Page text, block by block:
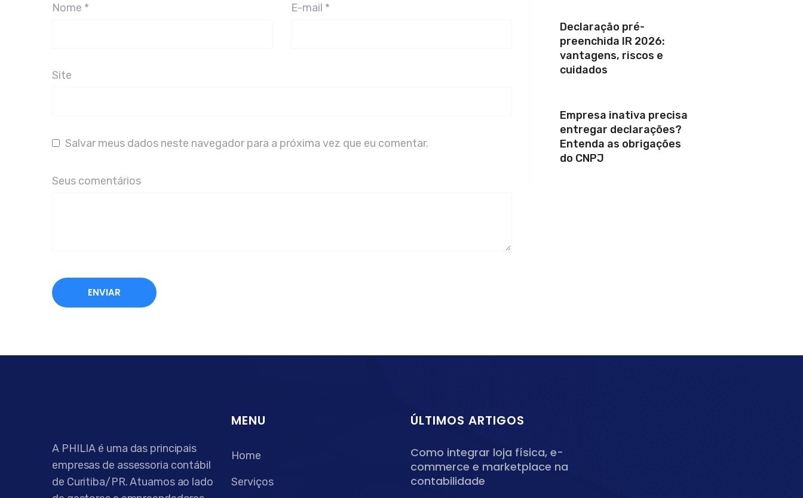
Nome * E-mail *
Site
Salvar meus dados neste navegador para a próxima vez que eu comentar.
Seus comentários
Declaração pré-
preenchida IR 2026:
vantagens, riscos e
cuidados
Empresa inativa precisa
entregar declarações?
Entenda as obrigações
do CNPJ
A PHILIA é uma das principais
empresas de assessoria contábil
de Curitiba/PR. Atuamos ao lado
MENU
Home
Serviços
ÚLTIMOS ARTIGOS
Como integrar loja física, e-
commerce e marketplace na
contabilidade